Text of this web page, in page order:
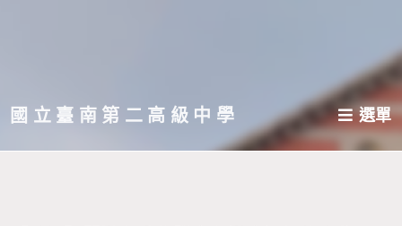
主國立臺南第二高級中學 選單